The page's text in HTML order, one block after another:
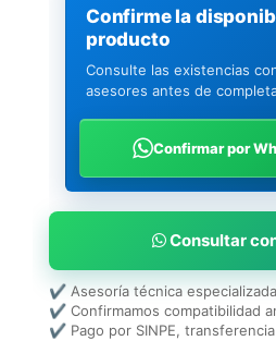
Confirme la
producto
Consulte las existencias
asesores antes de
Confirmar por
Consultar
✔ Asesoría técnica especializada
✔ Confirmamos compatibilidad
✔ Pago por SINPE,